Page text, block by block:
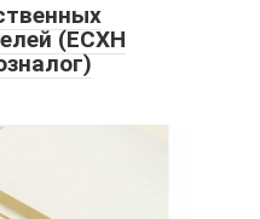
(ЕСХН